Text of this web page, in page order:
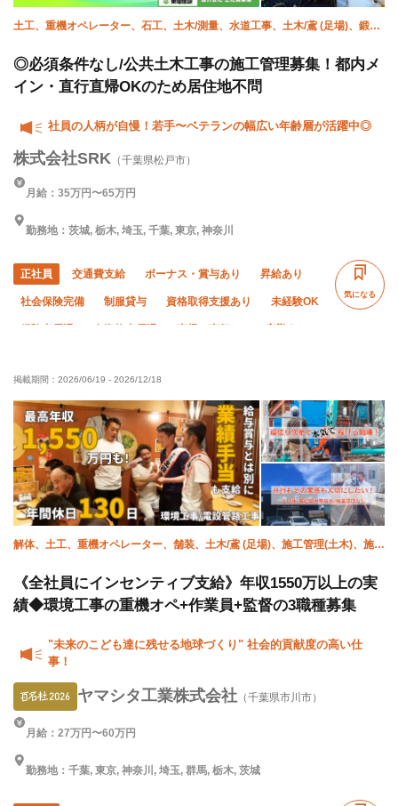
土工、重機オペレーター、石工、土木/測量、水道工事、土木/鳶 (足場)、鍛治
◎必須条件なし/公共土木工事の施工管理募集！都内メ
イン・直行直帰OKのため居住地不問
社員の人柄が自慢！若手〜ベテランの幅広い年齢層が活躍中◎
株式会社SRK （千葉県松戸市）
月給：35万円〜65万円
勤務地：茨城, 栃木, 埼玉, 千葉, 東京, 神奈川
正社員 交通費支給 ボーナス・賞与あり 昇給あり
社会保険完備 制服貸与 資格取得支援あり 未経験OK
土日休み
気になる
掲載期間： 2026/06/19 - 2026/12/18
解体、土工、重機オペレーター、舗装、土木/鳶 (足場)、施工管理(土木)、施工
《全社員にインセンティブ支給》年収1550万以上の実
績◆環境工事の重機オペ+作業員+監督の3職種募集
"未来のこども達に残せる地球づくり" 社会的貢献度の高い仕
事！
ヤマシタ工業株式会社 （千葉県市川市）
月給：27万円〜60万円
勤務地：千葉, 東京, 神奈川, 埼玉, 群馬, 栃木, 茨城